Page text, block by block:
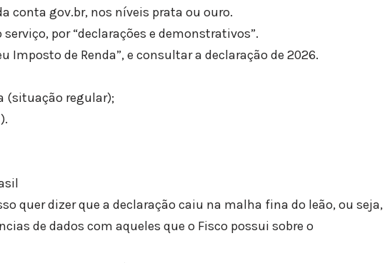
conta gov.br, nos níveis prata ou ouro.
por “declarações e demonstrativos”.
Imposto de Renda”, e consultar a declaração de 2026.
(situação regular);
quer dizer que a declaração caiu na malha fina do leão, ou seja,
de dados com aqueles que o Fisco possui sobre o